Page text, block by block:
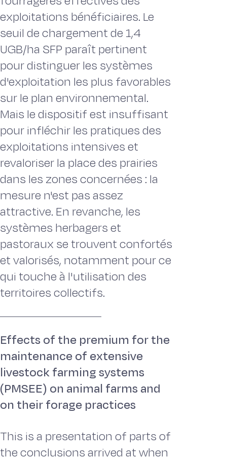
exploitations bénéficiaires. Le
seuil de chargement de 1,4
UGB/ha SFP paraît pertinent
pour distinguer les systèmes
d'exploitation les plus favorables
sur le plan environnemental.
Mais le dispositif est insuffisant
pour infléchir les pratiques des
exploitations intensives et
revaloriser la place des prairies
dans les zones concernées : la
mesure n'est pas assez
attractive. En revanche, les
systèmes herbagers et
pastoraux se trouvent confortés
et valorisés, notamment pour ce
qui touche à l'utilisation des
territoires collectifs.
Effects of the premium for the
maintenance of extensive
livestock farming systems
(PMSEE) on animal farms and
on their forage practices
This is a presentation of parts of
the conclusions arrived at when